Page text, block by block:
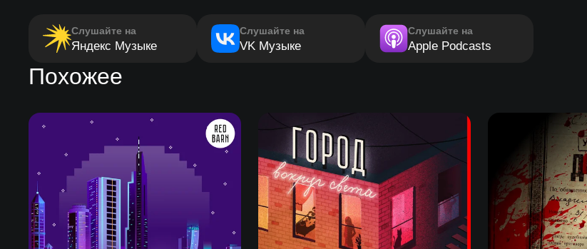
Слушайте на
Яндекс Музыке
Слушайте на
VK Музыке
Слушайте на
Apple Podcasts
Похожее